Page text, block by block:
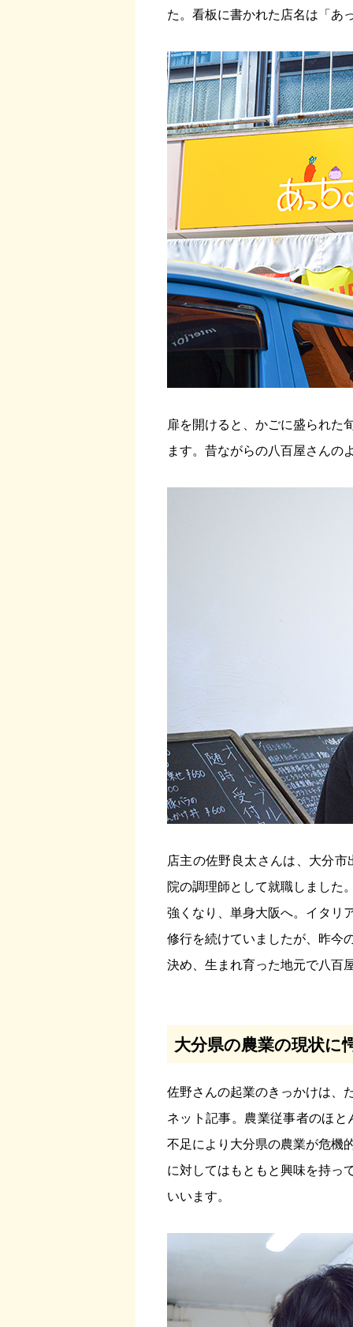
た。看板に書かれた店名は「あ
扉を開けると、かごに盛られた
ます。昔ながらの八百屋さんの
店主の佐野良太さんは、大分
院の調理師として就職しました
強くなり、単身大阪へ。イタリ
修行を続けていましたが、昨今
決め、生まれ育った地元で八百
大分県の農業の現状に
佐野さんの起業のきっかけは、
ネット記事。農業従事者のほ
不足により大分県の農業が危機
に対してはもともと興味を持っ
いいます。